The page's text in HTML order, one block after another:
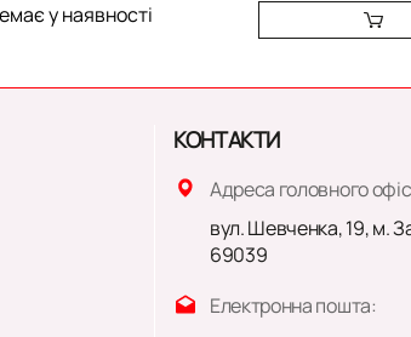
у наявності
КОНТАКТИ
Адреса головного
вул. Шевченка, 19, м.
69039
Електронна пошта: